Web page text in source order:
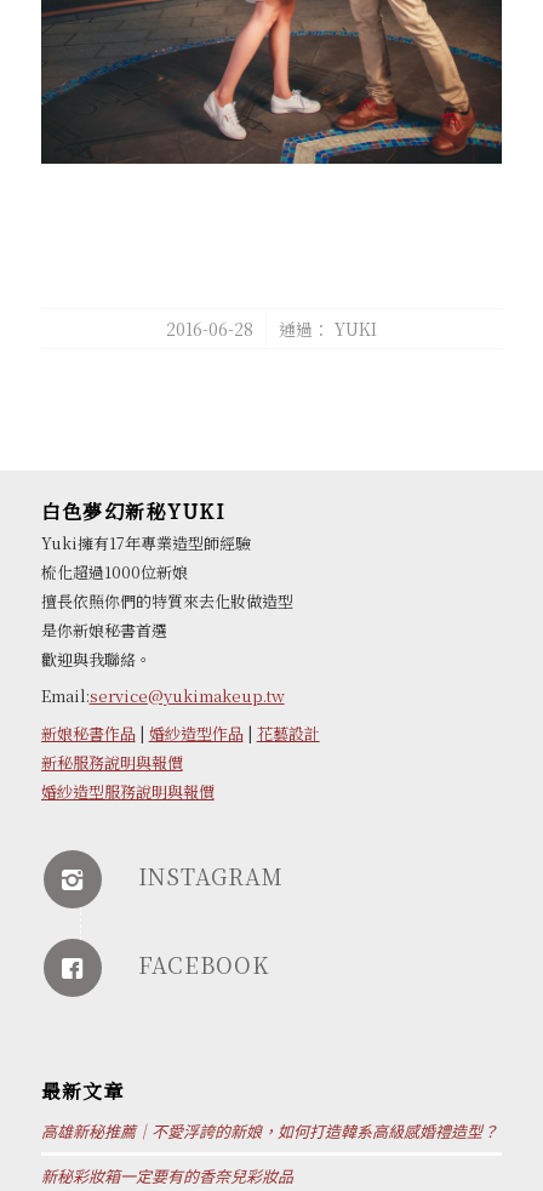
2016-06-28
/ 通過： YUKI
白色夢幻新秘YUKI
Yuki擁有17年專業造型師經驗
梳化超過1000位新娘
擅長依照你們的特質來去化妝做造型
是你新娘秘書首選
歡迎與我聯絡。
Email:service@yukimakeup.tw
新娘秘書作品| 婚紗造型作品| 花藝設計
新秘服務說明與報價
婚紗造型服務說明與報價
INSTAGRAM
FACEBOOK
最新文章
高雄新秘推薦｜不愛浮誇的新娘，如何打造韓系高級感婚禮造型？
新秘彩妝箱一定要有的香奈兒彩妝品